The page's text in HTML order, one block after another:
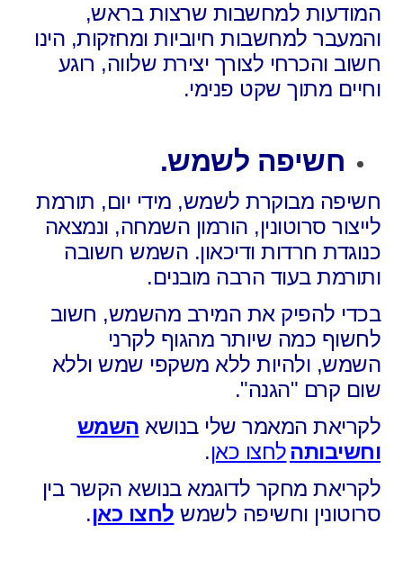
המודעות למחשבות שרצות בראש,
והמעבר למחשבות חיוביות ומחזקות, הינו
חשוב והכרחי לצורך יצירת שלווה, רוגע
וחיים מתוך שקט פנימי.
חשיפה לשמש.
חשיפה מבוקרת לשמש, מידי יום, תורמת
לייצור סרוטונין, הורמון השמחה, ונמצאה
כנוגדת חרדות ודיכאון. השמש חשובה
ותורמת בעוד הרבה מובנים.
בכדי להפיק את המירב מהשמש, חשוב
לחשוף כמה שיותר מהגוף לקרני
השמש, ולהיות ללא משקפי שמש וללא
שום קרם "הגנה".
לקריאת המאמר שלי בנושא השמש
וחשיבותהלחצו כאן.
לקריאת מחקר לדוגמא בנושא הקשר בין
סרוטונין וחשיפה לשמש לחצו כאן.